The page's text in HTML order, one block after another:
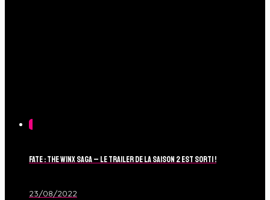
1
Fate : The Winx Saga – Le Trailer de la Saison 2 est sorti !
23/08/2022